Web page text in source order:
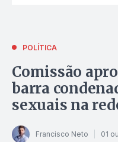
POLÍTICA
Comissão
barra
sexuais na
Francisco Neto 01